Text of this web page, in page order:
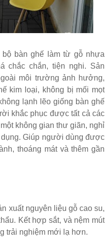
bàn ghế làm từ gỗ nhựa
chắc chắn, tiện nghi. Sản
môi trường ảnh hưởng,
kim loại, không bị mối mọt
lạnh lẽo giống bàn ghế
khắc phục được tất cả các
không gian thư giãn, nghỉ
Giúp người dùng được
thoáng mát và thêm gần
xuất nguyên liệu gỗ cao su,
Kết hợp sắt, và nệm mút
trải nghiệm mới lạ hơn.